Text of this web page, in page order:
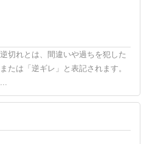
切れとは、間違いや過ちを犯した
たは「逆ギレ」と表記されます。